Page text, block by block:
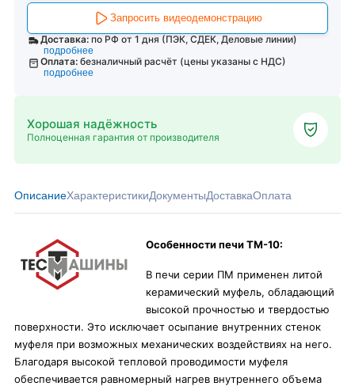
Запросить видеодемонстрацию
Доставка: по РФ от 1 дня (ПЭК, СДЕК, Деловые линии)
подробнее
Оплата: безналичный расчёт (цены указаны с НДС)
подробнее
Хорошая надёжность
Полноценная гарантия от производителя
ОписаниеХарактеристикиДокументыДоставкаОплата
Особенности печи ТМ-10:
В печи серии ПМ применен литой
керамический муфель, обладающий
высокой прочностью и твердостью
поверхности. Это исключает осыпание внутренних стенок
муфеля при возможных механических воздействиях на него.
Благодаря высокой тепловой проводимости муфеля
обеспечивается равномерный нагрев внутреннего объема